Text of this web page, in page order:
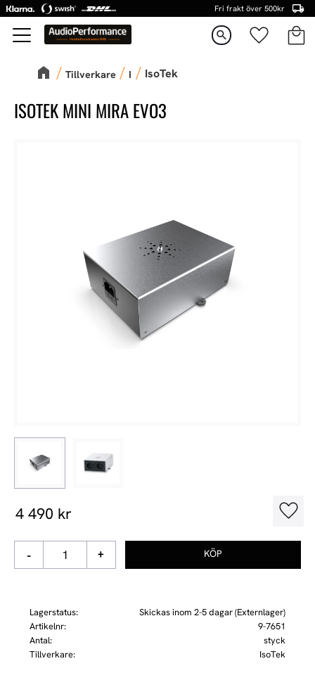
Meny
Fri frakt över 500kr
search Favoriter
Tillverkare I IsoTek
ISOTEK MINI MIRA EVO3
4 490 kr
+
-
Lagerstatus
Skickas inom 2-5 dagar (Externlager)
Artikelnr
9-7651
Antal
styck
Tillverkare
IsoTek